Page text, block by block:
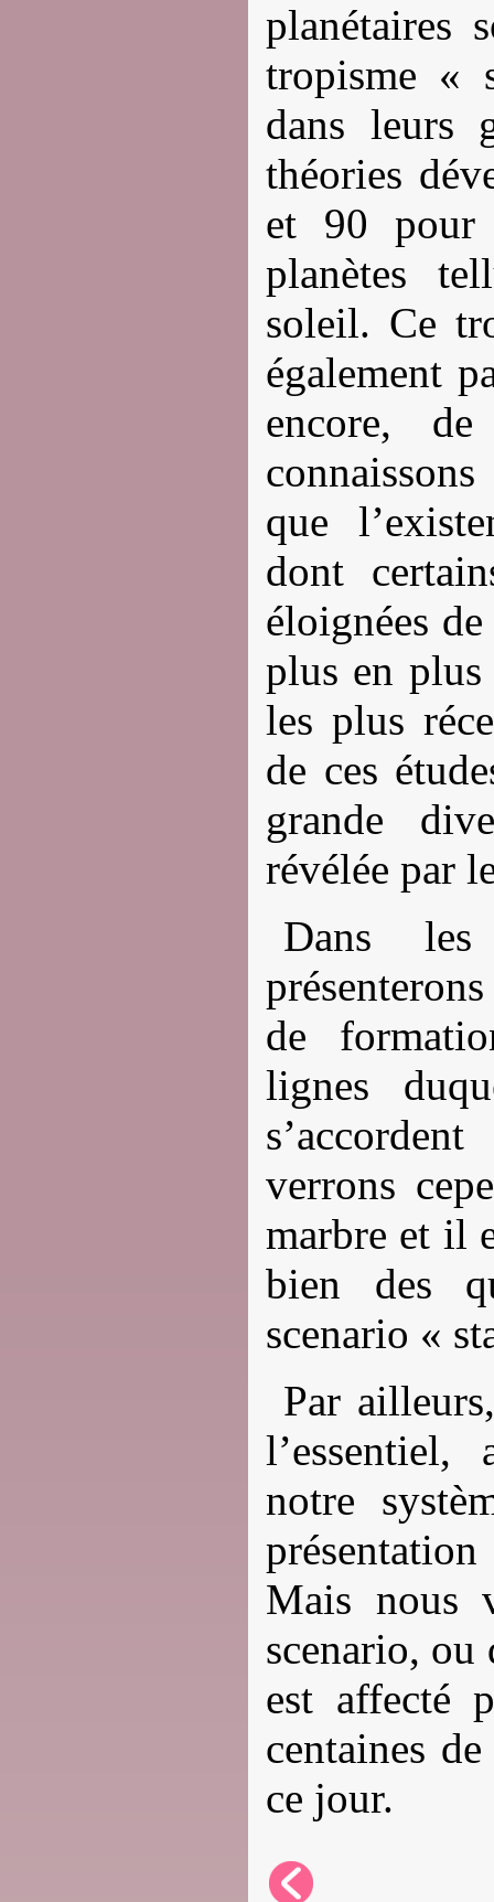
planétaires
tropisme «
dans leurs
théories
et 90 pour
planètes
soleil. Ce
également
encore,
que
dont
éloignées
plus en plus
les plus
de ces
grande
révélée par
Dans
de
lignes
verrons
marbre et il
bien des
scenario «
Par
l’essentiel,
notre
Mais nous
scenario, ou
est affecté
centaines
ce jour.